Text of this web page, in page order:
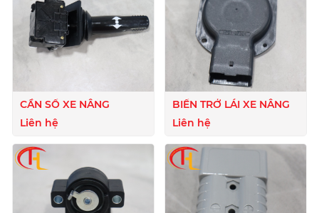
CẦN SỐ XE NÂNG
Liên hệ
BIẾN TRỞ LÁI XE NÂNG
Liên hệ